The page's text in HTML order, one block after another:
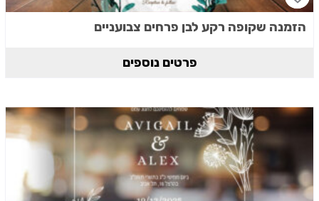
הזמנה שקופה רקע לבן פרחים צבועניים
פרטים נוספים